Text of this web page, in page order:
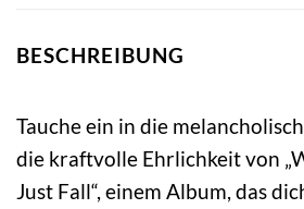
BESCHREIBUNG
Tauche ein in die
die kraftvolle Ehrlichkeit von
Just Fall“, einem Album, das